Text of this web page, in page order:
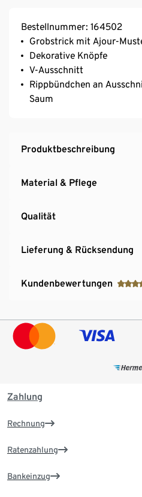
Bestellnummer: 164502
Grobstrick mit Ajour-
Dekorative Knöpfe
V-Ausschnitt
Rippbündchen an
Saum
Produktbeschreibung
Material & Pflege
Qualität
Lieferung & Rücksendung
Kundenbewertungen
Zahlung
Rechnung
Ratenzahlung
Bankeinzug